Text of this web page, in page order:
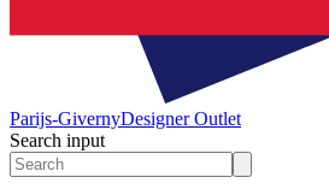
Parijs-GivernyDesigner Outlet
Search input